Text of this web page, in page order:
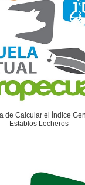
de Calcular el Índice
Establos Lecheros